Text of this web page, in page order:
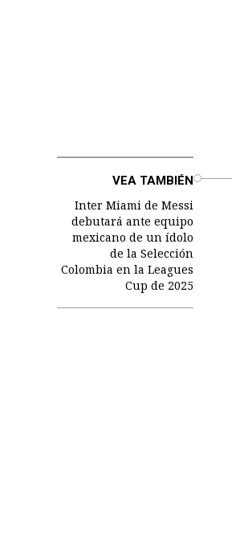
VEA TAMBIÉN
Inter Miami de Messi
debutará ante equipo
mexicano de un ídolo
de la Selección
Colombia en la Leagues
Cup de 2025